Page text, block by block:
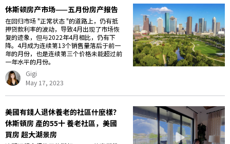
休斯顿房产市场——五月份房产报告
在回归市场 "正常状态 "的道路上，仍有抵
押贷款利率的波动，导致4月出现了市场恢
复的迹象，但与2022年4月相比，仍有下
降。4月成为连续第13个销售量落后于前一
年的月份，也是连续第三个价格未能超过前
一年水平的月份。
Gigi
May 17, 2023
美國有錢人退休養老的社區什麼樣？
休斯頓房 產的55十 養老社區，美國
買房 超大湖景房